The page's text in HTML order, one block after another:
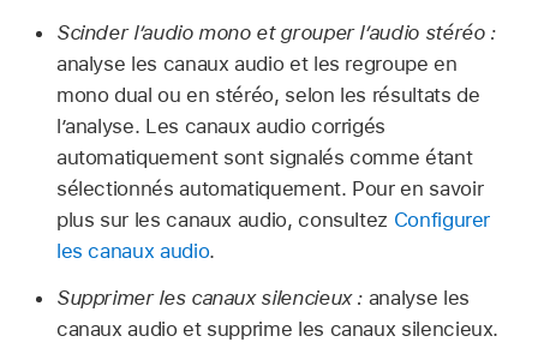
Scinder l’audio mono et grouper l’audio stéréo :
analyse les canaux audio et les regroupe en
mono dual ou en stéréo, selon les résultats de
l’analyse. Les canaux audio corrigés
automatiquement sont signalés comme étant
sélectionnés automatiquement. Pour en savoir
plus sur les canaux audio, consultez Configurer
les canaux audio.
Supprimer les canaux silencieux : analyse les
canaux audio et supprime les canaux silencieux.